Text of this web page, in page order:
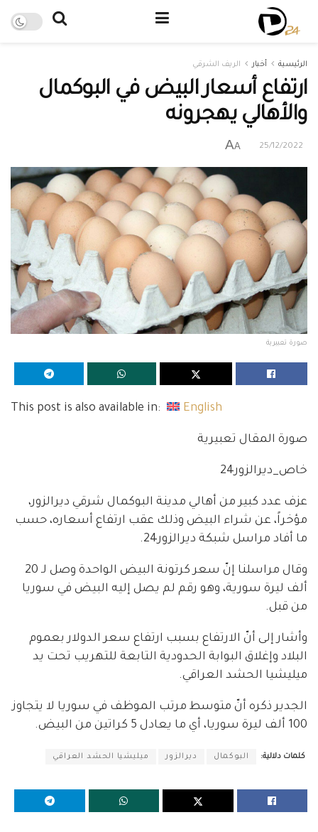
الرئيسية أخبار الريف الشرقي
ارتفاع أسعار البيض في البوكمال
والأهالي يهجرونه
25/12/2022
A
A
صورة تعبيرية
This post is also available in: English
صورة المقال تعبيرية
خاص_ديرالزور24
عزف عدد كبير من أهالي مدينة البوكمال شرقي ديرالزور،
مؤخراً، عن شراء البيض وذلك عقب ارتفاع أسعاره، حسب
ما أفاد مراسل شبكة ديرالزور24.
وقال مراسلنا إنّ سعر كرتونة البيض الواحدة وصل لـ 20
ألف ليرة سورية، وهو رقم لم يصل إليه البيض في سوريا
من قبل.
وأشار إلى أنّ الارتفاع بسبب ارتفاع سعر الدولار بعموم
البلاد وإغلاق البوابة الحدودية التابعة للتهريب تحت يد
ميليشيا الحشد العراقي.
الجدير ذكره أنّ متوسط مرتب الموظف في سوريا لا يتجاوز
100 ألف ليرة سوريا، أي ما يعادل 5 كراتين من البيض.
كلمات دلالية: البوكمال ديرالزور ميليشيا الحشد العراقي